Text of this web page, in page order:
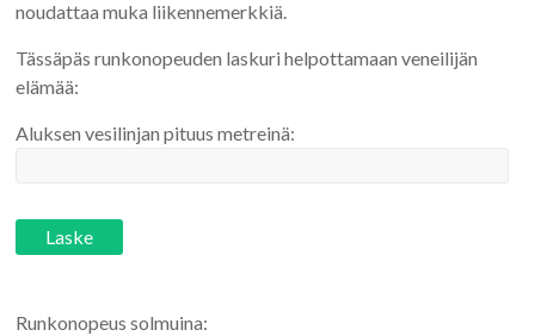
noudattaa muka liikennemerkkiä.
Tässäpäs runkonopeuden laskuri helpottamaan veneilijän
elämää:
Aluksen vesilinjan pituus metreinä:
Runkonopeus solmuina: